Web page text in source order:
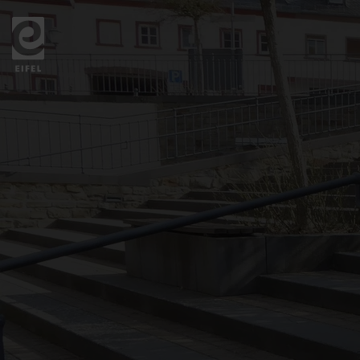
Zurück
zur
Startseite